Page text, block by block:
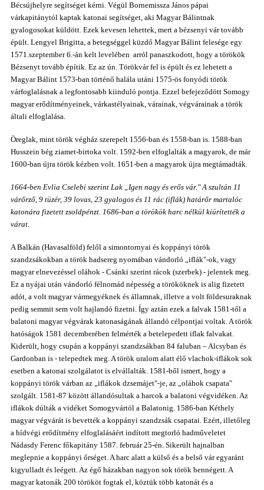
Bécsújhelyre segítséget kérni. Végül Bornemissza János pápai
várkapitánytól kaptak katonai segítséget, aki Magyar Bálintnak
gyalogosokat küldött. Ezek kevesen lehettek, mert a bézsenyi vár tovább
épült. Lengyel Brigitta, a betegséggel küzdő Magyar Bálint felesége egy
1571.szeptember 6.-án kelt levelében arról panaszkodott, hogy a törökök
Bézsenyt tovább építik. Ez az ún. Törökvár fel is épült és ez lehetett a
Magyar Bálint 1573-ban történő halála utáni 1575-ös fonyódi török
várfoglalásnak a legfontosabb kiinduló pontja. Ezzel befejeződött Somogy
magyar erődítményeinek, várkastélyainak, várainak, végvárainak a török
általi elfoglalása.
Öreglak, mint török végház szerepelt 1556-ban és 1558-ban is. 1588-ban
Husszein bég ziamet-birtoka volt. 1592-ben elfoglalták a magyarok, de már
1600-ban újra török kézben volt. 1651-ben a magyarok újra megtámadták.
1664-ben Evlia Cselebi szerint Lak „Igen nagy és erős vár." A szultán 11
várőrző, 9 tüzér, 39 lovas, 23 gyalogos és 11 rác (iflák) határőr martalóc
katonára fizetett zsoldpénzt. 1686-ban a törökök harc nélkül kiürítették a
várat.
A Balkán (Havasalföld) felől a simontornyai és koppányi török
szandzsákokban a török hadsereg nyomában vándorló „iflák"-ok, vagy
magyar elnevezéssel oláhok - Csánki szerint rácok (szerbek) - jelentek meg.
Ez a nyájai után vándorló félnomád népesség a törököknek is alig fizetett
adót, a volt magyar vármegyéknek és államnak, illetve a volt földesuraknak
pedig semmit sem volt hajlandó fizetni. Így aztán ezek a falvak 1581-től a
balatoni magyar végvárak katonaságának állandó célpontjai voltak. A török
hatóságok 1581 decemberében felmérték a betelepedett iflak falvakat.
Kiderült, hogy csupán a koppányi szandzsákban 84 faluban – Alcsyban és
Gardonban is - telepedtek meg. A török uralom alatt élő vlachok-iflákok sok
esetben a katonai szolgálatot is elvállalták. 1581-ből ismert, hogy a
koppányi török várban az „iflákok dzsemájet"-je, az „oláhok csapata"
szolgált. 1581-87 között állandósultak a harcok a balatoni végvidéken. Az
iflákok dúlták a vidéket Somogyvártól a Balatonig. 1586-ban Kéthely
magyar végvárát is bevették a koppányi szandzsák csapatai. Ezért, illetőleg
a hídvégi erődítmény elfoglalásáért indított megtorló hadműveletet
Nádasdy Ferenc főkapitány 1587. február 25-én. Sikerült hajnalban
meglepnie a koppányi őrséget. A harc alatt a külső és a belső vár egyaránt
kigyulladt és leégett. Az égő házakban nagyon sok török bennégett. A
magyar katonák 200 törököt fogtak el, köztük több katonát és a